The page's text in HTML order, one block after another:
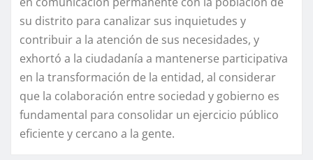
su distrito para canalizar sus inquietudes y
contribuir a la atención de sus necesidades, y
exhortó a la ciudadanía a mantenerse participativa
en la transformación de la entidad, al considerar
que la colaboración entre sociedad y gobierno es
fundamental para consolidar un ejercicio público
eficiente y cercano a la gente.